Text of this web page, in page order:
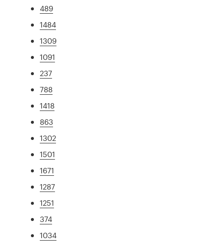
489
1484
1309
1091
237
788
1418
863
1302
1501
1671
1287
1251
374
1034